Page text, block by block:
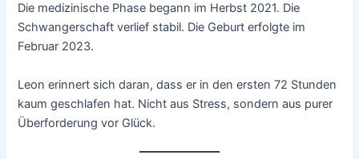
Die medizinische Phase begann im Herbst 2021. Die
Schwangerschaft verlief stabil. Die Geburt erfolgte im
Februar 2023.
Leon erinnert sich daran, dass er in den ersten 72 Stunden
kaum geschlafen hat. Nicht aus Stress, sondern aus purer
Überforderung vor Glück.